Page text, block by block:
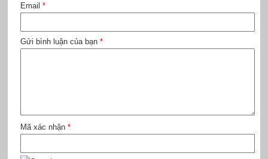
Email *
Gửi bình luận của bạn *
Mã xác nhận *